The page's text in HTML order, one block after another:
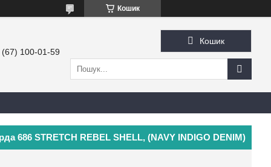
Кошик
(67) 100-01-59
Кошик
686 STRETCH REBEL SHELL, (NAVY INDIGO DENIM)